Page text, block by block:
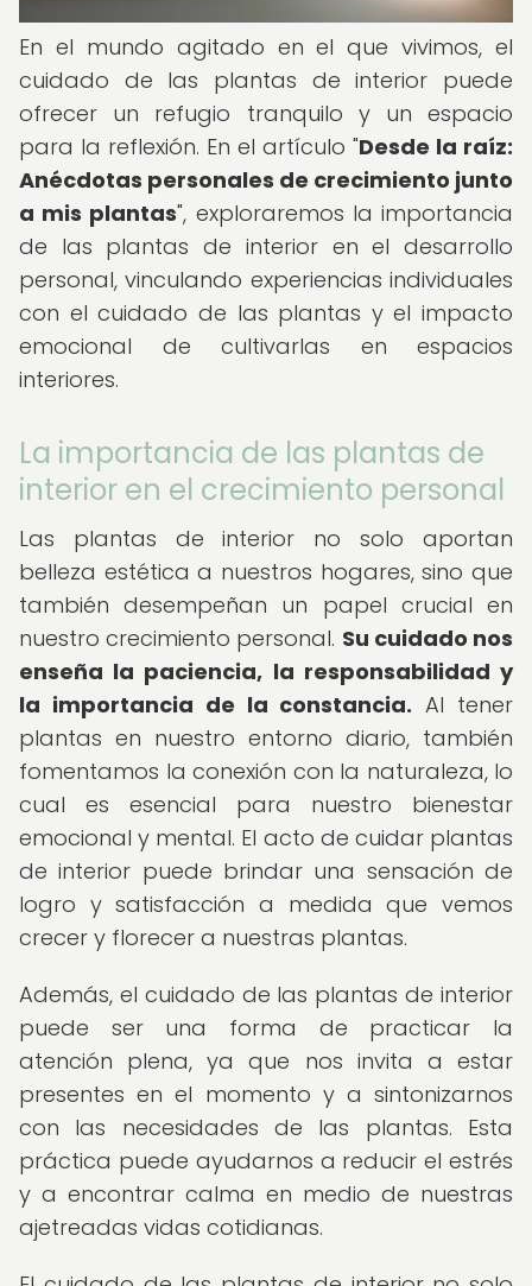
En el mundo agitado en el que vivimos, el
cuidado de las plantas de interior puede
ofrecer un refugio tranquilo y un espacio
para la reflexión. En el artículo "Desde la raíz:
Anécdotas personales de crecimiento junto
a mis plantas", exploraremos la importancia
de las plantas de interior en el desarrollo
personal, vinculando experiencias individuales
con el cuidado de las plantas y el impacto
emocional de cultivarlas en espacios
interiores.
La importancia de las plantas de
interior en el crecimiento personal
Las plantas de interior no solo aportan
belleza estética a nuestros hogares, sino que
también desempeñan un papel crucial en
nuestro crecimiento personal. Su cuidado nos
enseña la paciencia, la responsabilidad y
la importancia de la constancia. Al tener
plantas en nuestro entorno diario, también
fomentamos la conexión con la naturaleza, lo
cual es esencial para nuestro bienestar
emocional y mental. El acto de cuidar plantas
de interior puede brindar una sensación de
logro y satisfacción a medida que vemos
crecer y florecer a nuestras plantas.
Además, el cuidado de las plantas de interior
puede ser una forma de practicar la
atención plena, ya que nos invita a estar
presentes en el momento y a sintonizarnos
con las necesidades de las plantas. Esta
práctica puede ayudarnos a reducir el estrés
y a encontrar calma en medio de nuestras
ajetreadas vidas cotidianas.